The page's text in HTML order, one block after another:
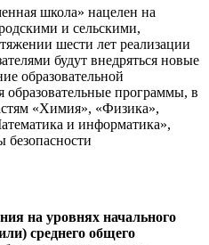
школа» нацелен на
и сельскими,
шести лет реализации
будут внедряться новые
образовательной
образовательные программы, в
«Химия», «Физика»,
и информатика»,
безопасности
на уровнях начального
среднего общего